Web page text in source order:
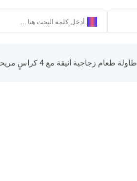
طاولة طعام زجاجية أنيقة مع 4 كراسٍ مريحة – تصميم عصري وفخم